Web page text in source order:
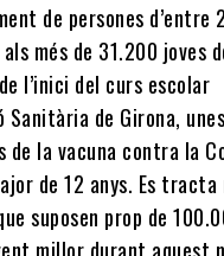
de persones d’entre
més de 31.200 joves
l’inici del curs escolar
Sanitària de Girona,
de la vacuna contra la
de 12 anys. Es
suposen prop de
millor durant aquest